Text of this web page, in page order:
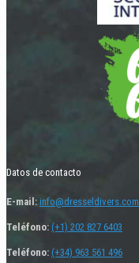
Datos de contacto
E-mail: info@dresseldivers.com
Teléfono: (+1) 202 827 6403
Teléfono: (+34) 963 561 496